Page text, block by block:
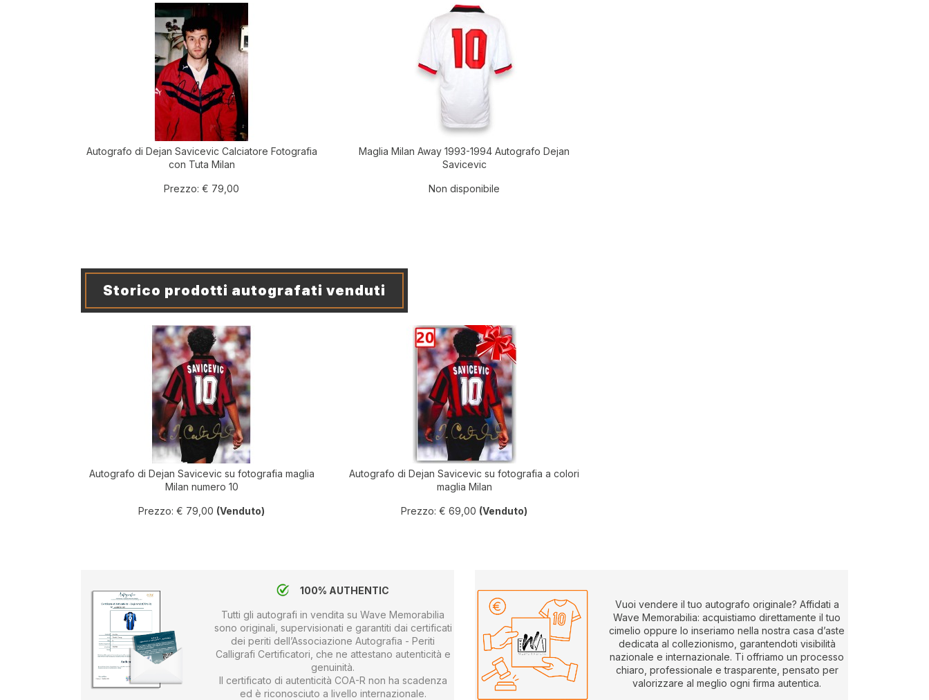
Autografo di Dejan Savicevic Calciatore Fotografia
con Tuta Milan
Prezzo:€ 79,00
Maglia Milan Away 1993-1994 Autografo Dejan
Savicevic
Non disponibile
Storico prodotti autografati venduti
Autografo di Dejan Savicevic su fotografia maglia
Milan numero 10
Prezzo: € 79,00 (Venduto)
Autografo di Dejan Savicevic su fotografia a colori
maglia Milan
Prezzo: € 69,00 (Venduto)
100% AUTHENTIC
Tutti gli autografi in vendita su Wave Memorabilia
sono originali, supervisionati e garantiti dai certificati
dei periti dell’Associazione Autografia - Periti
Calligrafi Certificatori, che ne attestano autenticità e
genuinità.
Il certificato di autenticità COA-R non ha scadenza
ed è riconosciuto a livello internazionale.
Vuoi vendere il tuo autografo originale? Affidati a
Wave Memorabilia: acquistiamo direttamente il tuo
cimelio oppure lo inseriamo nella nostra casa d’aste
dedicata al collezionismo, garantendoti visibilità
nazionale e internazionale. Ti offriamo un processo
chiaro, professionale e trasparente, pensato per
valorizzare al meglio ogni firma autentica.